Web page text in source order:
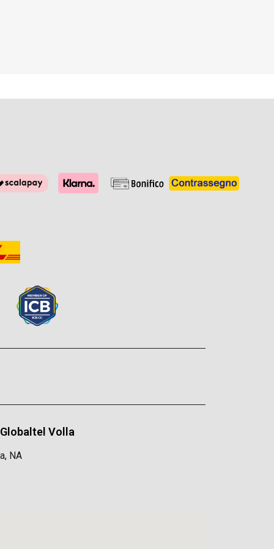
Globaltel Volla
NA